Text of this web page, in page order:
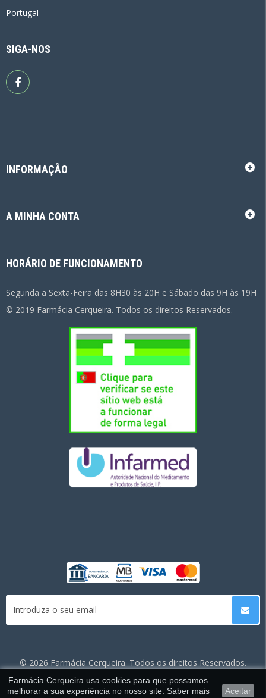
Portugal
SIGA-NOS
INFORMAÇÃO
A MINHA CONTA
HORÁRIO DE FUNCIONAMENTO
Segunda a Sexta-Feira das 8H30 às 20H e Sábado das 9H às 19H
© 2019 Farmácia Cerqueira. Todos os direitos Reservados.
© 2026 Farmácia Cerqueira. Todos os direitos Reservados.
Farmácia Cerqueira usa cookies para que possamos
melhorar a sua experiência no nosso site. Saber mais
Aceitar